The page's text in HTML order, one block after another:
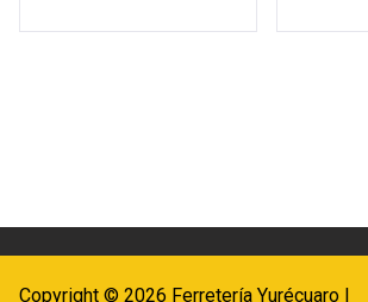
Copyright © 2026 Ferretería Yurécuaro |